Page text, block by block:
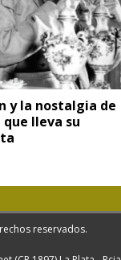
y la nostalgia de
lleva su
reservados.